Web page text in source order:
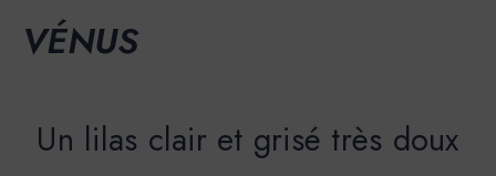
VÉNUS
Un lilas clair et grisé très doux